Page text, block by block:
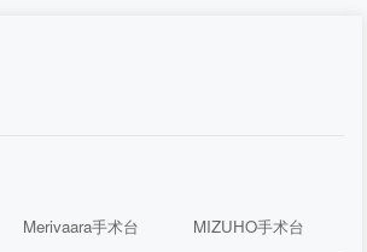
Merivaara手术台 MIZUHO手术台